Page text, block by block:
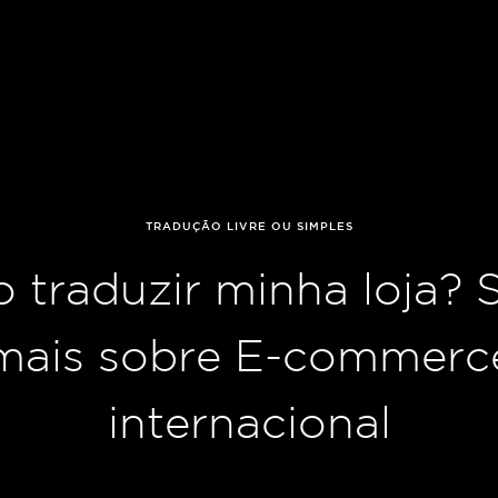
TRADUÇÃO LIVRE OU SIMPLES
traduzir minha loja?
sobre E-
internacional